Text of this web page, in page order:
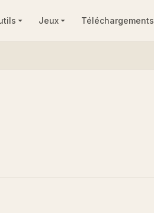
Jeux Téléchargements